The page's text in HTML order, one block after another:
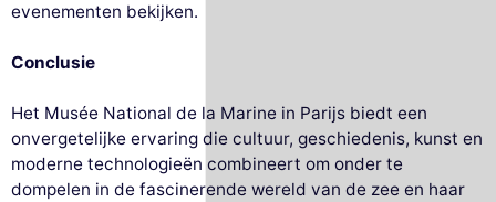
evenementen bekijken.
Conclusie
Het Musée National de la Marine in Parijs biedt een
onvergetelijke ervaring die cultuur, geschiedenis, kunst en
moderne technologieën combineert om onder te
dompelen in de fascinerende wereld van de zee en haar